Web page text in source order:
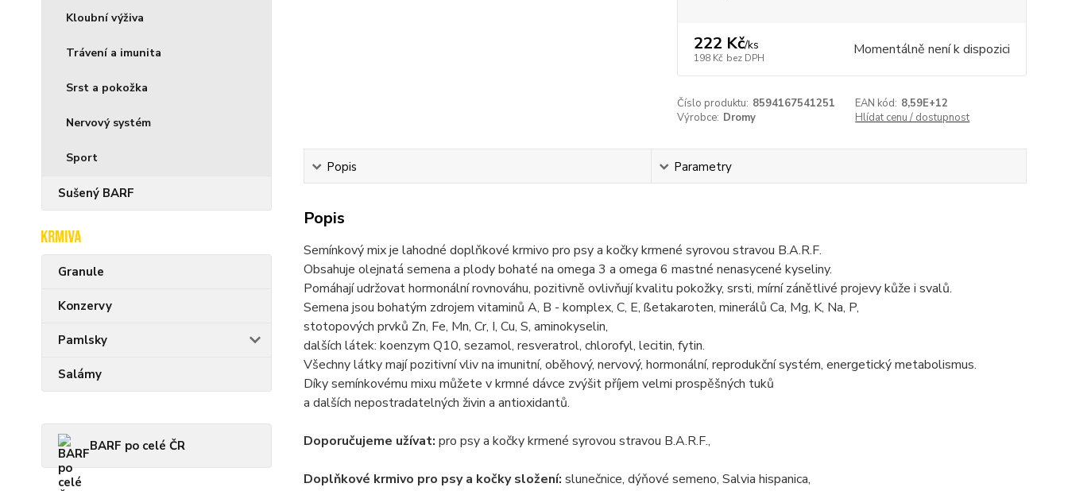
Kloubní výživa
Trávení a imunita
Srst a pokožka
Nervový systém
Sport
Sušený BARF
Granule
Konzervy
Pamlsky
Salámy
BARF po celé ČR
222 Kč/ks
198 Kč bez DPH Momentálně není k dispozici
Číslo produktu: 8594167541251 EAN kód: 8,59E+12
Výrobce: Dromy Hlídat cenu / dostupnost
Popis Parametry
Popis
Semínkový mix je lahodné doplňkové krmivo pro psy a kočky krmené syrovou stravou B.A.R.F.
Obsahuje olejnatá semena a plody bohaté na omega 3 a omega 6 mastné nenasycené kyseliny.
Pomáhají udržovat hormonální rovnováhu, pozitivně ovlivňují kvalitu pokožky, srsti, mírní zánětlivé projevy kůže i svalů.
Semena jsou bohatým zdrojem vitaminů A, B - komplex, C, E, ßetakaroten, minerálů Ca, Mg, K, Na, P,
stotopových prvků Zn, Fe, Mn, Cr, I, Cu, S, aminokyselin,
dalších látek: koenzym Q10, sezamol, resveratrol, chlorofyl, lecitin, fytin.
Všechny látky mají pozitivní vliv na imunitní, oběhový, nervový, hormonální, reprodukční systém, energetický metabolismus.
Díky semínkovému mixu můžete v krmné dávce zvýšit příjem velmi prospěšných tuků
a dalších nepostradatelných živin a antioxidantů.
Doporučujeme užívat: pro psy a kočky krmené syrovou stravou B.A.R.F.,
Doplňkové krmivo pro psy a kočky složení: slunečnice, dýňové semeno, Salvia hispanica,